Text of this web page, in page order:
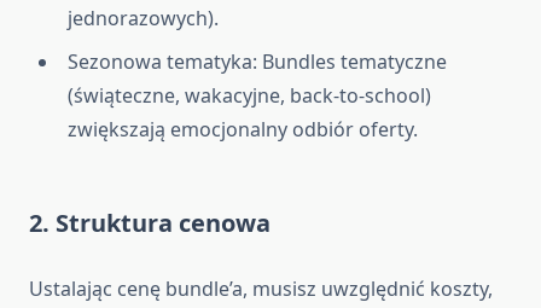
jednorazowych).
Sezonowa tematyka: Bundles tematyczne
(świąteczne, wakacyjne, back-to-school)
zwiększają emocjonalny odbiór oferty.
2. Struktura cenowa
Ustalając cenę bundle’a, musisz uwzględnić koszty,